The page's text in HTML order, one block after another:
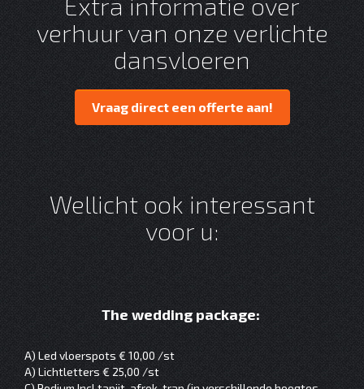
verhuur van onze verlichte
dansvloeren
Vraag direct een offerte aan!
Wellicht ook interessant
voor u:
The wedding package:
A) Led vloerspots € 10,00 /st
A) Lichtletters € 25,00 /st